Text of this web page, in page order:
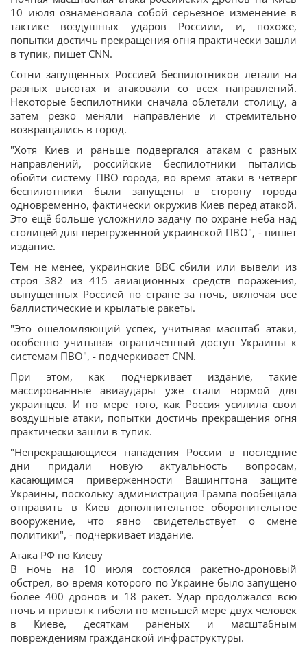
10 июля ознаменовала собой серьезное изменение в
тактике воздушных ударов Россиии, и, похоже,
попытки достичь прекращения огня практически зашли
в тупик, пишет CNN.
Сотни запущенных Россией беспилотников летали на
разных высотах и ​​атаковали со всех направлений.
Некоторые беспилотники сначала облетали столицу, а
затем резко меняли направление и стремительно
возвращались в город.
"Хотя Киев и раньше подвергался атакам с разных
направлений, российские беспилотники пытались
обойти систему ПВО города, во время атаки в четверг
беспилотники были запущены в сторону города
одновременно, фактически окружив Киев перед атакой.
Это ещё больше усложнило задачу по охране неба над
столицей для перегруженной украинской ПВО", - пишет
издание.
Тем не менее, украинские ВВС сбили или вывели из
строя 382 из 415 авиационных средств поражения,
выпущенных Россией по стране за ночь, включая все
баллистические и крылатые ракеты.
"Это ошеломляющий успех, учитывая масштаб атаки,
особенно учитывая ограниченный доступ Украины к
системам ПВО", - подчеркивает CNN.
При этом, как подчеркивает издание, такие
массированные авиаудары уже стали нормой для
украинцев. И по мере того, как Россия усилила свои
воздушные атаки, попытки достичь прекращения огня
практически зашли в тупик.
"Непрекращающиеся нападения России в последние
дни придали новую актуальность вопросам,
касающимся приверженности Вашингтона защите
Украины, поскольку администрация Трампа пообещала
отправить в Киев дополнительное оборонительное
вооружение, что явно свидетельствует о смене
политики", - подчеркивает издание.
Атака РФ по Киеву
В ночь на 10 июля состоялся ракетно-дроновый
обстрел, во время которого по Украине было запущено
более 400 дронов и 18 ракет. Удар продолжался всю
ночь и привел к гибели по меньшей мере двух человек
в Киеве, десяткам раненых и масштабным
повреждениям гражданской инфраструктуры.